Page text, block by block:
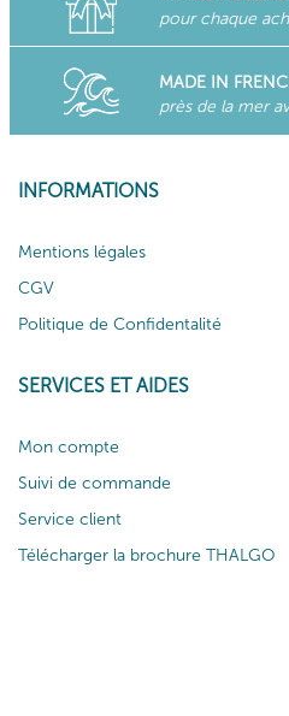
pour chaque
MADE IN
près de la mer
INFORMATIONS
Mentions légales
CGV
Politique de Confidentalité
SERVICES ET AIDES
Mon compte
Suivi de commande
Service client
Télécharger la brochure THALGO